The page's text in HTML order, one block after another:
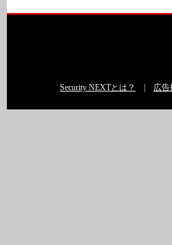
Security NEXTとは？ 広告